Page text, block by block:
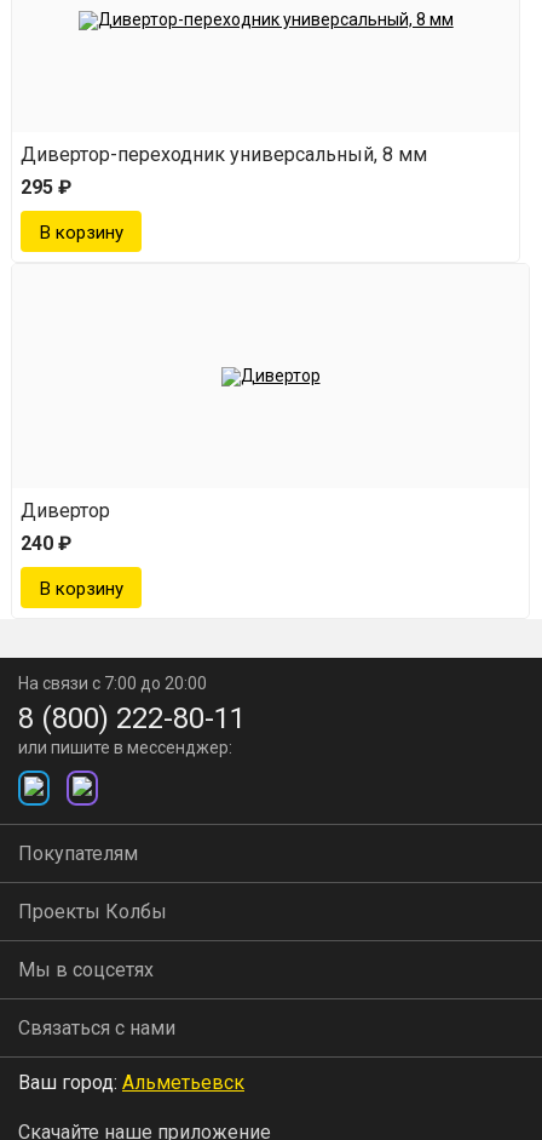
Дивертор-переходник универсальный, 8 мм
295 ₽
Дивертор
240 ₽
На связи с 7:00 до 20:00
8 (800) 222-80-11
или пишите в мессенджер:
Покупателям
Проекты Колбы
Мы в соцсетях
Связаться с нами
Ваш город: Альметьевск
Скачайте наше приложение